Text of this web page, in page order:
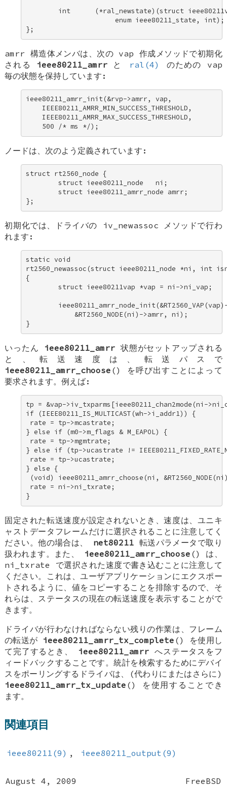
int      (*ral_newstate)(struct
enum ieee80211_state,
};
amrr 構造体メンバは、次の vap 作成メソッドで初期化
される
ieee80211_amrrと ral(4)
のための vap
毎の状態を保持しています:
ieee80211_amrr_init(&rvp->amrr, vap,
    IEEE80211_AMRR_MIN_SUCCESS_THRESHOLD,
    IEEE80211_AMRR_MAX_SUCCESS_THRESHOLD,
    500 /* ms */);
ノードは、次のよう定義されています:
struct rt2560_node {
        struct ieee80211_node   ni;
        struct ieee80211_amrr_node amrr;
};
初期化では、ドライバの iv_newassoc メソッドで行わ
れます:
static void
rt2560_newassoc(struct ieee80211_node *ni, int
{
        struct ieee80211vap *vap = ni->ni_vap;
            &RT2560_NODE(ni)->amrr, ni);
}
いったん ieee80211_amrr 状態がセットアップされる
と、転送速度は、転送パスで
ieee80211_amrr_choose () を呼び出すことによって
要求されます。例えば:
tp = &vap->iv_txparms[ieee80211_chan2mode(ni-
if (IEEE80211_IS_MULTICAST(wh->i_addr1)) {
rate = tp->mcastrate;
} else if (m0->m_flags & M_EAPOL) {
rate = tp->mgmtrate;
} else if (tp->ucastrate !=
rate = tp->ucastrate;
} else {
(void) ieee80211_amrr_choose(ni,
rate = ni->ni_txrate;
}
固定された転送速度が設定されないとき、速度は、ユニキ
ャストデータフレームだけに選択されることに注意してく
ださい。他の場合は、 net80211 転送パラメータで取り
扱われます。また、 ieee80211_amrr_choose () は、
ni_txrate
で選択された速度で書き込むことに注意して
ください。これは、ユーザアプリケーションにエクスポー
トされるように、値をコピーすることを排除するので、そ
れらは、ステータスの現在の転送速度を表示することがで
きます。
ドライバが行わなければならない残りの作業は、フレーム
の転送が ieee80211_amrr_tx_complete () を使用し
て完了するとき、 ieee80211_amrr へステータスをフ
ィードバックすることです。統計を検索するためにデバイ
スをポーリングするドライバは、(代わりにまたはさらに)
ieee80211_amrr_tx_update () を使用することでき
ます。
関連項目
ieee80211(9) , ieee80211_output(9)
August 4, 2009 FreeBSD